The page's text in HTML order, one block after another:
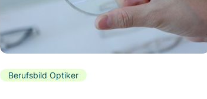
Berufsbild Optiker